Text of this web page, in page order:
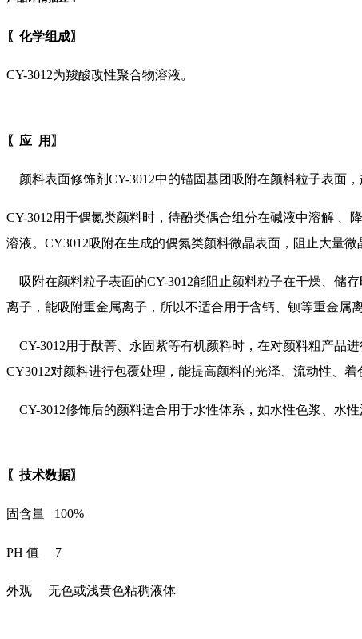
〖化学组成〗
CY-3012为羧酸改性聚合物溶液。
〖应 用〗
颜料表面修饰剂CY-3012中的锚固基团吸附在颜料粒子表面
CY-3012用于偶氮类颜料时，待酚类偶合组分在碱液中溶解
溶液。CY3012吸附在生成的偶氮类颜料微晶表面，阻止大量
吸附在颜料粒子表面的CY-3012能阻止颜料粒子在干燥、储
离子，能吸附重金属离子，所以不适合用于含钙、钡等重金属
CY-3012用于酞菁、永固紫等有机颜料时，在对颜料粗产品
CY3012对颜料进行包覆处理，能提高颜料的光泽、流动性、
CY-3012修饰后的颜料适合用于水性体系，如水性色浆、水性
〖技术数据〗
固含量 100%
PH 值 7
外观 无色或浅黄色粘稠液体